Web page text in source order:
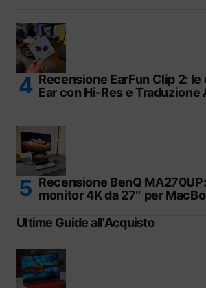
Recensione EarFun Clip 2:
Ear con Hi-Res e Traduzione
Recensione BenQ
monitor 4K da 27″ per
Ultime Guide all'Acquisto